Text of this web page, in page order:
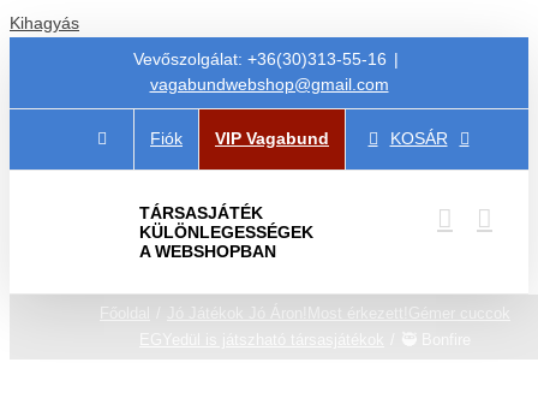
Kihagyás
Vevőszolgálat: +36(30)313-55-16 |
vagabundwebshop@gmail.com
Fiók VIP Vagabund KOSÁR
TÁRSASJÁTÉK
KÜLÖNLEGESSÉGEK
A WEBSHOPBAN
Főoldal Jó Játékok Jó Áron! Most érkezett!
Gémer cuccok
🥷 Bonfire